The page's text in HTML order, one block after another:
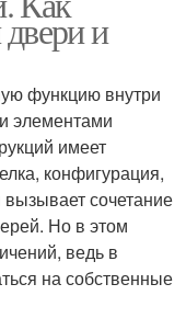
двери и
функцию внутри
элементами
имеет
конфигурация,
сочетание
Но в этом
ведь в
на собственные